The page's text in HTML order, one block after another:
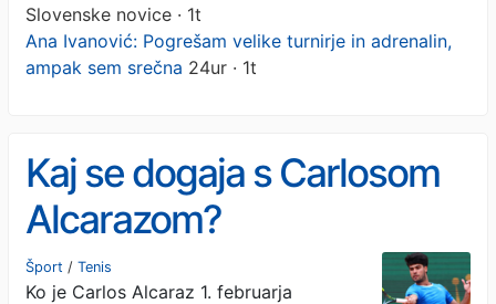
Slovenske novice · 1t
Ana Ivanović: Pogrešam velike turnirje in adrenalin,
ampak sem srečna 24ur · 1t
Kaj se dogaja s Carlosom
Alcarazom?
Šport / Tenis
Ko je Carlos Alcaraz 1. februarja